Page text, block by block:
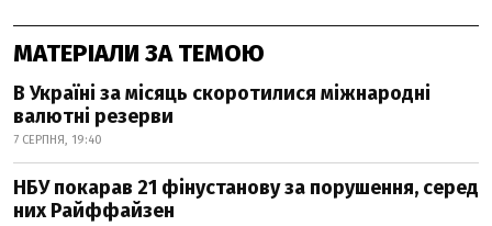
МАТЕРІАЛИ ЗА ТЕМОЮ
В Україні за місяць скоротилися міжнародні
валютні резерви
7 СЕРПНЯ, 19:40
НБУ покарав 21 фінустанову за порушення, серед
них Райффайзен